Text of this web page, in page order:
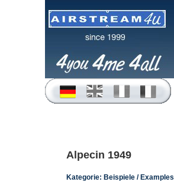
Alpecin 1949
Kategorie: Beispiele / Examples